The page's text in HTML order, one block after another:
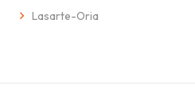
Lasarte-Oria